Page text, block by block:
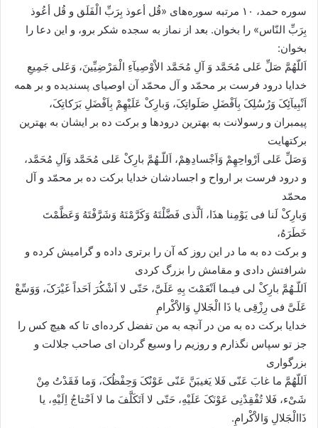
سوره حمد، ۱۰ مرتبه سوره‌هاى «قُل أعوذ بِرَبِّ الْفَلَق و قُل أعُوذ
بِرَبِّ النّاس» را بخوان. بعد از نماز به سجده شکر برو، و این دعا را
بخوان:
اَللّهُمَّ صَلِّ عَلى مُحَمَّد وَ آلِ مُحَمَّد الاْوْصِیآءِ الْمَرْضِیِّینَ، وَعَلى جَمِیعِ
خدایا درود فرست بر محمّد و آل محمّد آن اوصیاى پسندیده و بر همه
اَنْبِیآئِکَ وَرُسُلِکَ بِاَفْضَلِ صَلَواتِکَ، وَبارِکْ عَلَیْهِمْ بِاَفْضَلِ بَرَکاتِکَ،
پیمبران و رسولانت به بهترین درودها و برکت ده بر ایشان به بهترین
برکتهایت
وَصَلِّ عَلى اَرْواحِهِمْ وَاَجْسادِهِمْ، اَللّـهُمَّ بارِکْ عَلى مُحَمَّد وَآلِ مُحَمَّد،
و درود فرست بر ارواح و اجسادشان خدایا برکت ده بر محمّد و آل
محمّد
وَبارِکْ لَنا فى یَوْمِنا هذَا، اَلَّذى فَضَّلْتَهُ وَکَرَّمْتَهُ وَشَرَّفْتَهُ وَعَظَّمْتَ
خَطَرَهُ،
و برکت ده به ما در این روز که آن را برترى داده و گرامیش کرده و
شرافتش دادى و مقامش را بزرگ کردى
اَللّـهُمَّ بارِکْ لى فیـما اَنْعَمْتَ بِهِ عَلَىَّ، حَتّى لا اَشْکُرَ اَحَداً غَیْرَکَ، وَوَسِّعْ
عَلَىَّ فى رِزْقِى یا ذَا الْجَلالِ وَالاْکْرامِ
خدایا برکت ده به من در آنچه به من تفضل کرده‌اى تا که هیچ کس را
جز تو سپاس نگذارم و روزیم را وسیع گردان اى صاحب جلالت و
بزرگوارى
اَللّهُمَّ ما غابَ عَنّى فَلا یَغیبَنَّ عَنّى عَوْنُکَ وَحِفْظُکَ، وَما فَقَدْتُ مِنْ
شَىْء، فَلا تُفْقِدْنِى عَوْنَکَ عَلَیْهِ، حَتّى لا اَتَکَلَّفَ ما لا اَحْتاجُ اِلَیْهِ، یا
ذَاالْجَلالِ وَالاْکْرامِ.